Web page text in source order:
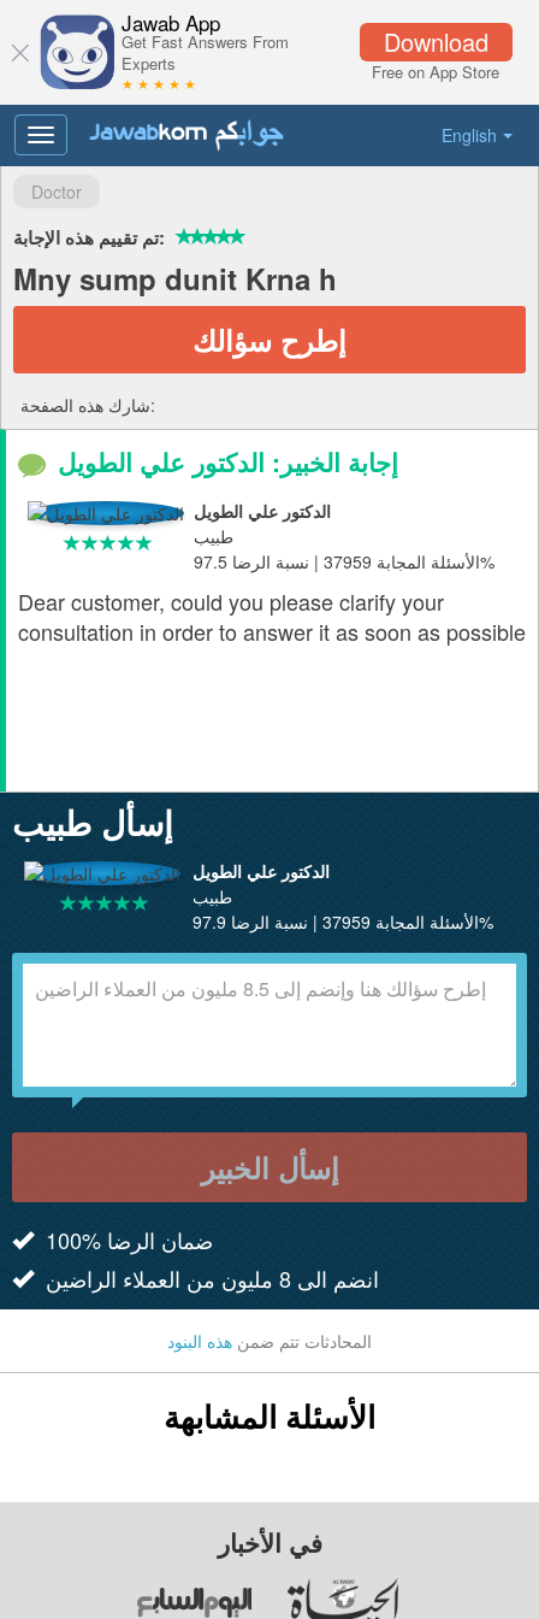
Download
Free on App Store
Jawab App
Get Fast Answers From
Experts
★ ★ ★ ★ ★
English
Toggle
navigation
Doctor
تم تقييم هذه الإجابة:
Mny sump dunit Krna h
إطرح سؤالك
شارك هذه الصفحة:
إجابة الخبير: الدكتور علي الطويل
الدكتور علي الطويل
طبيب
الأسئلة المجابة 37959 | نسبة الرضا 97.5%
Dear customer, could you please clarify your
consultation in order to answer it as soon as possible
إسأل طبيب
الدكتور علي الطويل
طبيب
الأسئلة المجابة 37959 | نسبة الرضا 97.9%
إسأل الخبير
100% ضمان الرضا
انضم الى 8 مليون من العملاء الراضين
المحادثات تتم ضمن هذه البنود
الأسئلة المشابهة
في الأخبار